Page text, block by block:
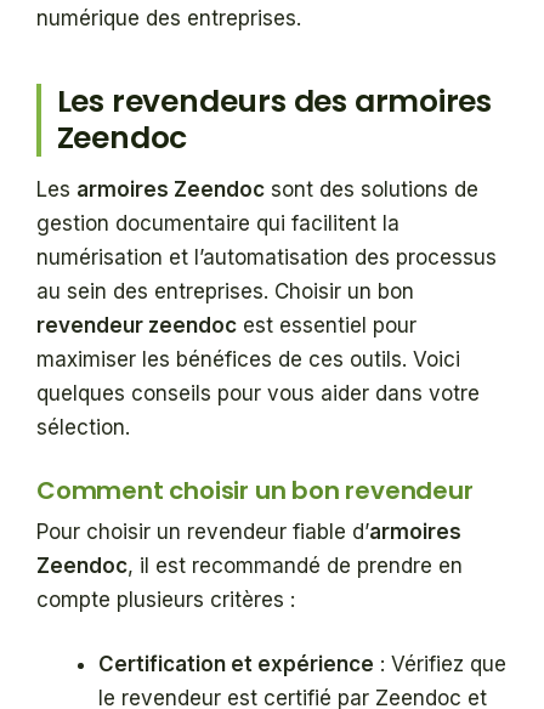
numérique des entreprises.
Les revendeurs des armoires
Zeendoc
Les armoires Zeendoc sont des solutions de
gestion documentaire qui facilitent la
numérisation et l’automatisation des processus
au sein des entreprises. Choisir un bon
revendeur zeendoc est essentiel pour
maximiser les bénéfices de ces outils. Voici
quelques conseils pour vous aider dans votre
sélection.
Comment choisir un bon revendeur
Pour choisir un revendeur fiable d’armoires
Zeendoc, il est recommandé de prendre en
compte plusieurs critères :
Certification et expérience : Vérifiez que
le revendeur est certifié par Zeendoc et